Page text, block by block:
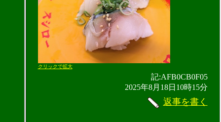
クリックで拡大
記:AFB0CB0F05
2025年8月18日10時15分
返事を書く